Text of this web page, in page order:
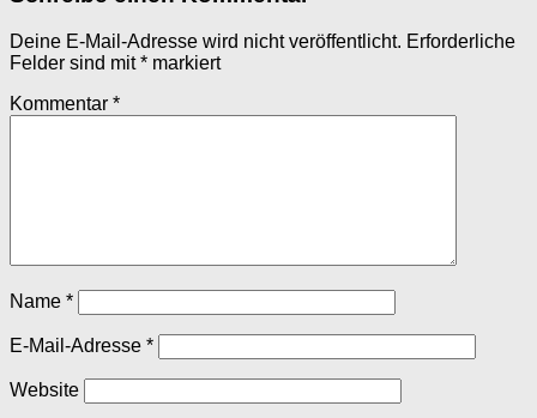
Deine E-Mail-Adresse wird nicht veröffentlicht. Erforderliche
Felder sind mit* markiert
Kommentar *
Name *
E-Mail-Adresse *
Website